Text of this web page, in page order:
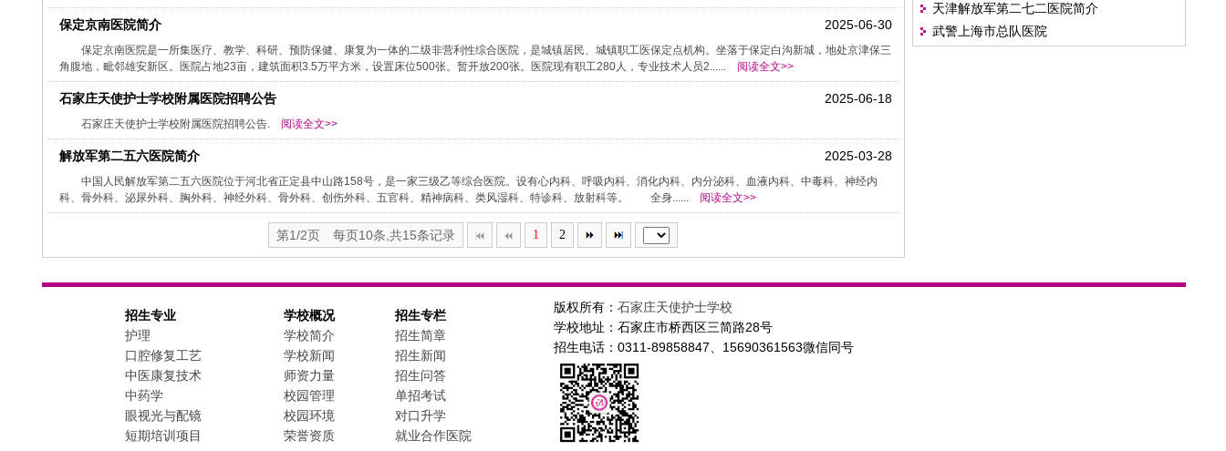
2025-06-30
保定京南医院简介
保定京南医院是一所集医疗、教学、科研、预防保健、康复为一体的二级非营利性综合医院，是城镇居民、城镇职工医保定点机构。坐落于保定白沟新城，地处京津保三
角腹地，毗邻雄安新区。医院占地23亩，建筑面积3.5万平方米，设置床位500张。暂开放200张。医院现有职工280人，专业技术人员2......
阅读全文>>
2025-06-18
石家庄天使护士学校附属医院招聘公告
石家庄天使护士学校附属医院招聘公告. 阅读全文>>
2025-03-28
解放军第二五六医院简介
中国人民解放军第二五六医院位于河北省正定县中山路158号，是一家三级乙等综合医院。设有心内科、呼吸内科、消化内科、内分泌科、血液内科、中毒科、神经内
科、骨外科、泌尿外科、胸外科、神经外科、骨外科、创伤外科、五官科、精神病科、类风湿科、特诊科、放射科等。 全身......
阅读全文>>
第1/2页 每页10条,共15条记录 1 2
天津解放军第二七二医院简介
武警上海市总队医院
招生专业
护理
口腔修复工艺
中医康复技术
中药学
眼视光与配镜
短期培训项目
学校概况
学校简介
学校新闻
师资力量
校园管理
校园环境
荣誉资质
招生专栏
招生简章
招生新闻
招生问答
单招考试
对口升学
就业合作医院
版权所有： 石家庄天使护士学校
学校地址：石家庄市桥西区三简路28号
招生电话：0311-89858847、15690361563微信同号